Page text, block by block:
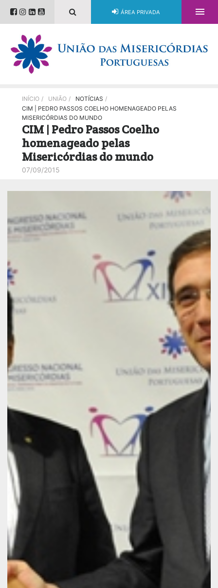
ÁREA PRIVADA 
INÍCIO / UNIÃO / NOTÍCIAS /
CIM | PEDRO PASSOS COELHO HOMENAGEADO PELAS
MISERICÓRDIAS DO MUNDO
CIM | Pedro Passos Coelho
homenageado pelas
Misericórdias do mundo
07/09/2015